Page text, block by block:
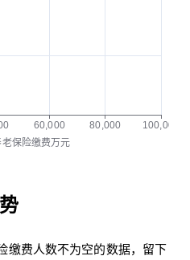
缴费人数不为空的数据，留下